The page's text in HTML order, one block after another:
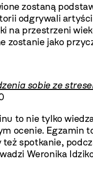
zostaną
odgrywali
na przestrzeni
zostanie jako
sobie ze
to nie tylko
ocenie. Egzamin
spotkanie,
Weronika